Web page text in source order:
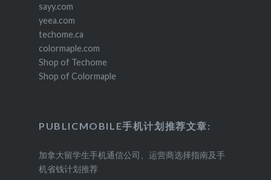
sayy.com
yeea.com
techome.ca
colormaple.com
Shop of Techome
Shop of Colormaple
PUBLICMOBILE手机计划推荐文章:
加拿大留学生手机通信公司、运营商选择指南及手
机省钱计划推荐